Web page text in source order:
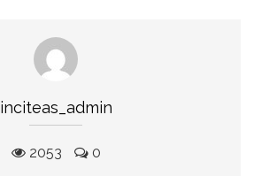
inciteas_admin
2053 0